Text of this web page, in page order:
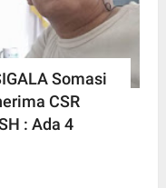
Somasi
CSR
: Ada 4